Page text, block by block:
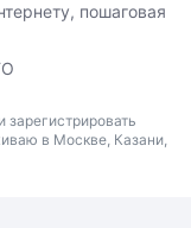
пошаговая
в Москве, Казани,